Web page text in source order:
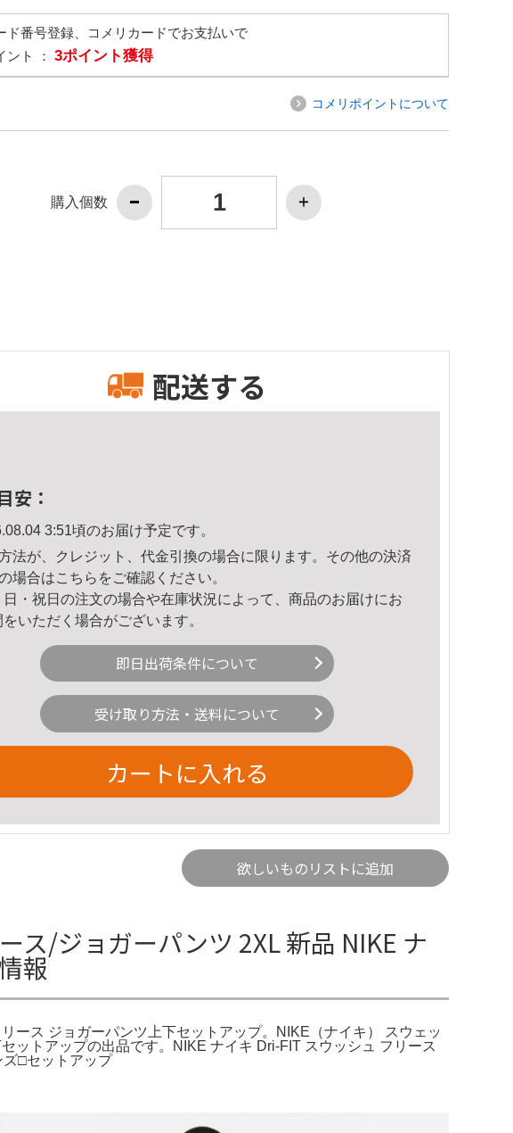
ド番号登録、コメリカードでお支払いで
ント ： 3ポイント獲得
コメリポイントについて
購入個数
配送する
安：
3:51頃のお届け予定です。
法が、クレジット、代金引換の場合に限ります。その他の決済
場合はこちら をご確認ください。
・祝日の注文の場合や在庫状況によって、商品のお届けにお
をいただく場合がございます。
即日出荷条件について
受け取り方法・送料について
カートに入れる
欲しいものリストに追加
/ジョガーパンツ 2XL 新品 NIKE ナ
報
ース ジョガーパンツ上下セットアップ。NIKE（ナイキ） スウェッ
ットアップの出品です。NIKE ナイキ Dri-FIT スウッシュ フリース
□セットアップ